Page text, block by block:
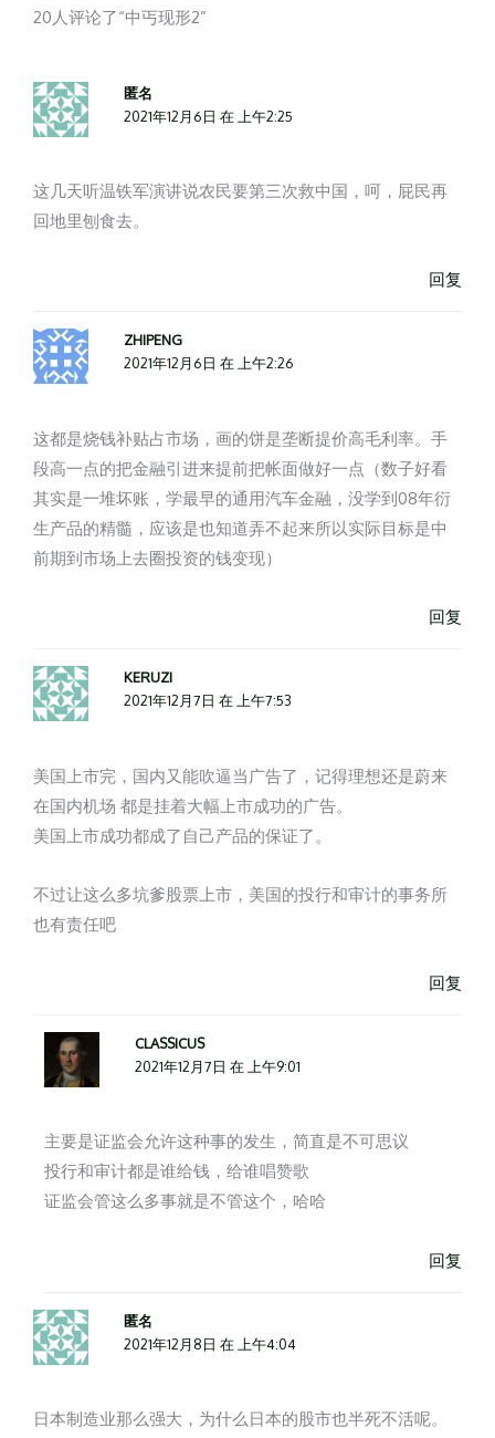
20人评论了“中丐现形2”
匿名
2021年12月6日 在 上午2:25
这几天听温铁军演讲说农民要第三次救中国，呵，屁民再
回地里刨食去。
回复
ZHIPENG
2021年12月6日 在 上午2:26
这都是烧钱补贴占市场，画的饼是垄断提价高毛利率。手
段高一点的把金融引进来提前把帐面做好一点（数子好看
其实是一堆坏账，学最早的通用汽车金融，没学到08年衍
生产品的精髓，应该是也知道弄不起来所以实际目标是中
前期到市场上去圈投资的钱变现）
回复
KERUZI
2021年12月7日 在 上午7:53
美国上市完，国内又能吹逼当广告了，记得理想还是蔚来
在国内机场 都是挂着大幅上市成功的广告。
美国上市成功都成了自己产品的保证了。
不过让这么多坑爹股票上市，美国的投行和审计的事务所
也有责任吧
回复
CLASSICUS
2021年12月7日 在 上午9:01
主要是证监会允许这种事的发生，简直是不可思议
投行和审计都是谁给钱，给谁唱赞歌
证监会管这么多事就是不管这个，哈哈
回复
匿名
2021年12月8日 在 上午4:04
日本制造业那么强大，为什么日本的股市也半死不活呢。